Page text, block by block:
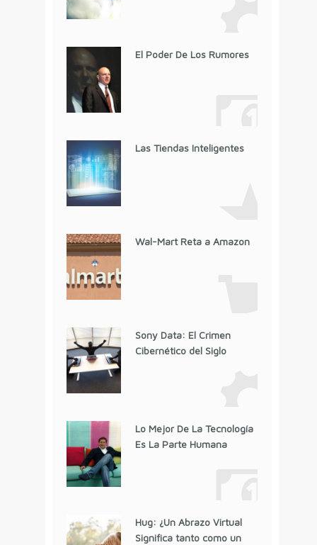
El Poder De Los Rumores
Las Tiendas Inteligentes
Wal-Mart Reta a Amazon
Sony Data: El Crimen
Cibernético del Siglo
Lo Mejor De La Tecnología
Es La Parte Humana
Hug: ¿Un Abrazo Virtual
Significa tanto como un